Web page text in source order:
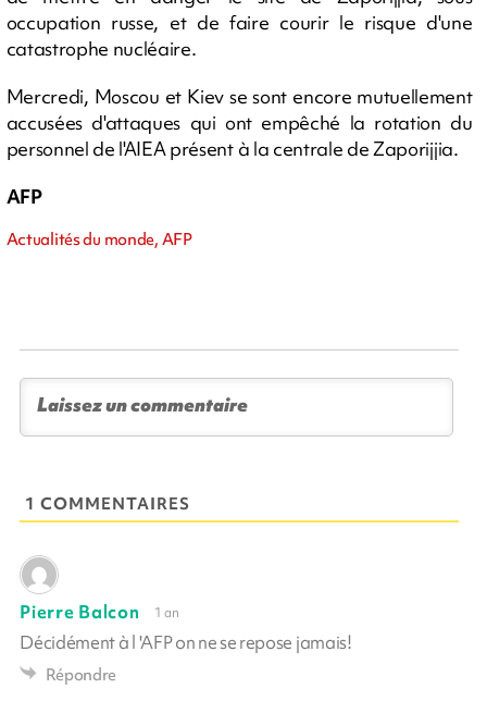
occupation russe, et de faire courir le risque d'une
catastrophe nucléaire.
Mercredi, Moscou et Kiev se sont encore mutuellement
accusées d'attaques qui ont empêché la rotation du
personnel de l'AIEA présent à la centrale de Zaporijjia.
AFP
Actualités du monde, AFP
1 COMMENTAIRES
Pierre Balcon 1 an
Décidément à l 'AFP on ne se repose jamais!
Répondre